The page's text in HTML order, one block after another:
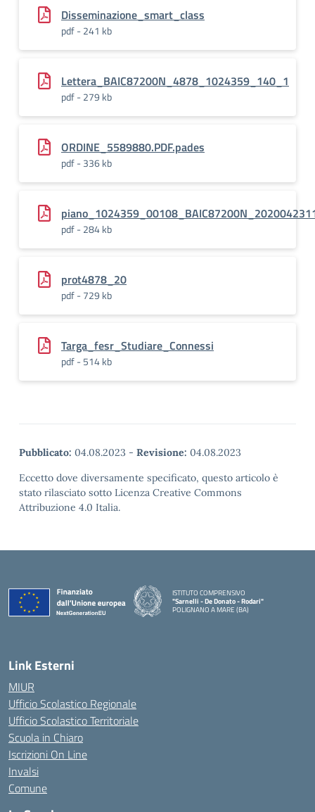
Disseminazione_smart_class
pdf - 241 kb
Lettera_BAIC87200N_4878_1024359_140_1
pdf - 279 kb
ORDINE_5589880.PDF.pades
pdf - 336 kb
pdf - 284 kb
prot4878_20
pdf - 729 kb
Targa_fesr_Studiare_Connessi
pdf - 514 kb
Pubblicato: 04.08.2023 - Revisione: 04.08.2023
Eccetto dove diversamente specificato, questo articolo è
stato rilasciato sotto Licenza Creative Commons
Attribuzione 4.0 Italia.
ISTITUTO COMPRENSIVO
"Sarnelli - De Donato - Rodari"
POLIGNANO A MARE (BA)
Link Esterni
MIUR
Ufficio Scolastico Regionale
Ufficio Scolastico Territoriale
Scuola in Chiaro
Iscrizioni On Line
Invalsi
Comune